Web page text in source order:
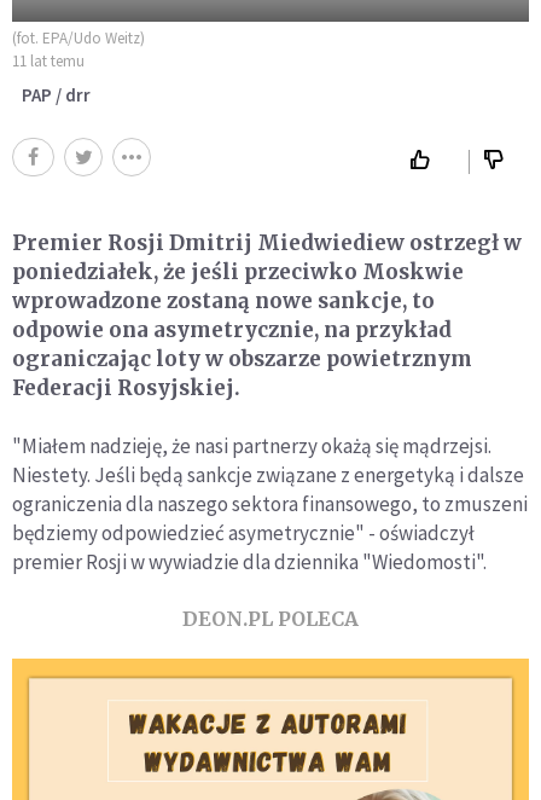
(fot. EPA/Udo Weitz)
11 lat temu
PAP / drr
Premier Rosji Dmitrij Miedwiediew ostrzegł w
poniedziałek, że jeśli przeciwko Moskwie
wprowadzone zostaną nowe sankcje, to
odpowie ona asymetrycznie, na przykład
ograniczając loty w obszarze powietrznym
Federacji Rosyjskiej.
"Miałem nadzieję, że nasi partnerzy okażą się mądrzejsi.
Niestety. Jeśli będą sankcje związane z energetyką i dalsze
ograniczenia dla naszego sektora finansowego, to zmuszeni
będziemy odpowiedzieć asymetrycznie" - oświadczył
premier Rosji w wywiadzie dla dziennika "Wiedomosti".
DEON.PL POLECA